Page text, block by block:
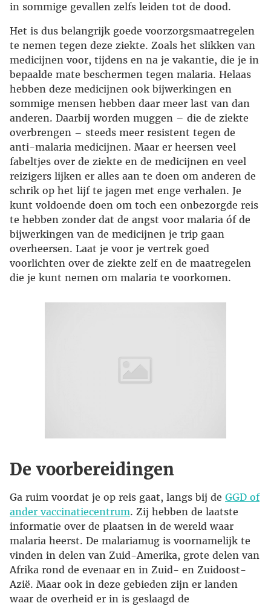
in sommige gevallen zelfs leiden tot de dood.
Het is dus belangrijk goede voorzorgsmaatregelen
te nemen tegen deze ziekte. Zoals het slikken van
medicijnen voor, tijdens en na je vakantie, die je in
bepaalde mate beschermen tegen malaria. Helaas
hebben deze medicijnen ook bijwerkingen en
sommige mensen hebben daar meer last van dan
anderen. Daarbij worden muggen – die de ziekte
overbrengen – steeds meer resistent tegen de
anti-malaria medicijnen. Maar er heersen veel
fabeltjes over de ziekte en de medicijnen en veel
reizigers lijken er alles aan te doen om anderen de
schrik op het lijf te jagen met enge verhalen. Je
kunt voldoende doen om toch een onbezorgde reis
te hebben zonder dat de angst voor malaria óf de
bijwerkingen van de medicijnen je trip gaan
overheersen. Laat je voor je vertrek goed
voorlichten over de ziekte zelf en de maatregelen
die je kunt nemen om malaria te voorkomen.
De voorbereidingen
Ga ruim voordat je op reis gaat, langs bij de GGD of
ander vaccinatiecentrum. Zij hebben de laatste
informatie over de plaatsen in de wereld waar
malaria heerst. De malariamug is voornamelijk te
vinden in delen van Zuid-Amerika, grote delen van
Afrika rond de evenaar en in Zuid- en Zuidoost-
Azië. Maar ook in deze gebieden zijn er landen
waar de overheid er in is geslaagd de